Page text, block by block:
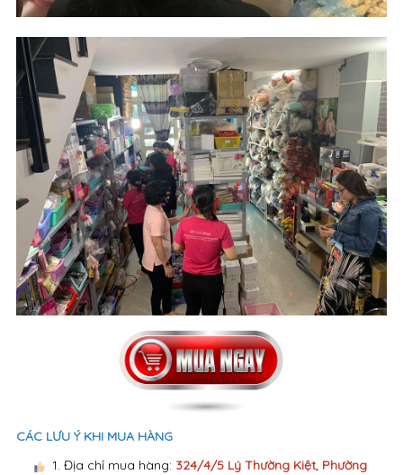
CÁC LƯU Ý KHI MUA HÀNG
1. Địa chỉ mua hàng: 324/4/5 Lý Thường Kiệt, Phường